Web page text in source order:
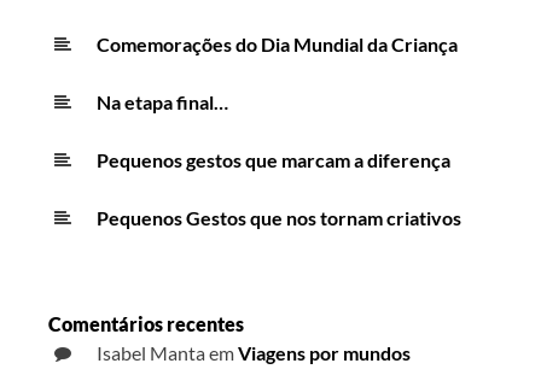
Comemorações do Dia Mundial da Criança
Na etapa final…
Pequenos gestos que marcam a diferença
Pequenos Gestos que nos tornam criativos
Comentários recentes
Isabel MantaemViagens por mundos